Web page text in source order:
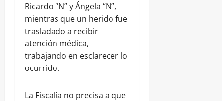
Ricardo “N” y Ángela “N”,
mientras que un herido fue
trasladado a recibir
atención médica,
trabajando en esclarecer lo
ocurrido.
La Fiscalía no precisa a que